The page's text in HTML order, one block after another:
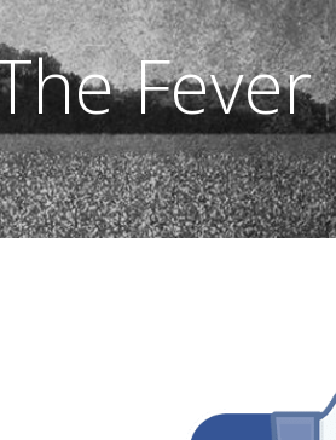
Fever